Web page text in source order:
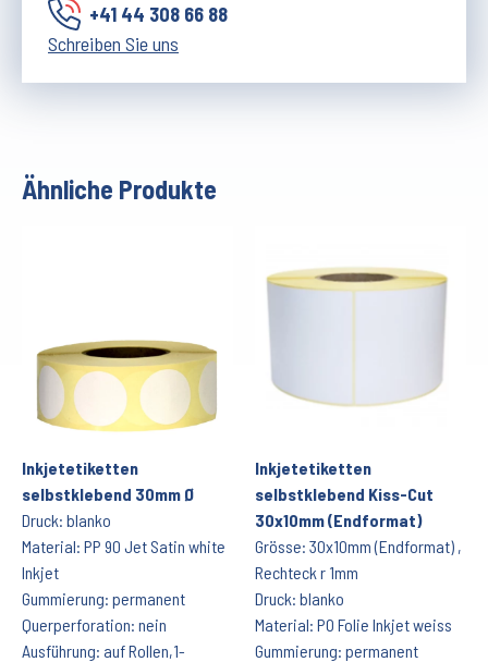
+41 44 308 66 88
Schreiben Sie uns
Ähnliche Produkte
Inkjetetiketten
selbstklebend 30mm Ø
Druck: blanko
Material: PP 90 Jet Satin white
Inkjet
Gummierung: permanent
Querperforation: nein
Ausführung: auf Rollen,1-
Inkjetetiketten
selbstklebend Kiss-Cut
30x10mm (Endformat)
Grösse: 30x10mm (Endformat) ,
Rechteck r 1mm
Druck: blanko
Material: PO Folie Inkjet weiss
Gummierung: permanent